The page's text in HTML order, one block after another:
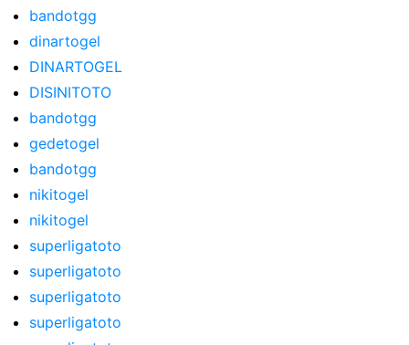
bandotgg
dinartogel
DINARTOGEL
DISINITOTO
bandotgg
gedetogel
bandotgg
nikitogel
nikitogel
superligatoto
superligatoto
superligatoto
superligatoto